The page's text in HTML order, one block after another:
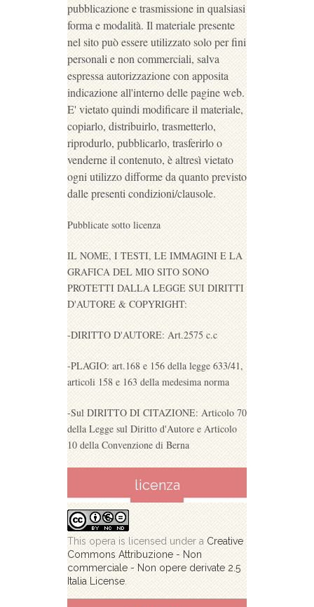
pubblicazione e trasmissione in qualsiasi
forma e modalità. Il materiale presente
nel sito può essere utilizzato solo per fini
personali e non commerciali, salva
espressa autorizzazione con apposita
indicazione all'interno delle pagine web.
E' vietato quindi modificare il materiale,
copiarlo, distribuirlo, trasmetterlo,
riprodurlo, pubblicarlo, trasferirlo o
venderne il contenuto, è altresì vietato
ogni utilizzo difforme da quanto previsto
dalle presenti condizioni/clausole.
Pubblicate sotto licenza
IL NOME, I TESTI, LE IMMAGINI E LA
GRAFICA DEL MIO SITO SONO
PROTETTI DALLA LEGGE SUI DIRITTI
D'AUTORE & COPYRIGHT:
-DIRITTO D'AUTORE: Art.2575 c.c
-PLAGIO: art.168 e 156 della legge 633/41,
articoli 158 e 163 della medesima norma
-Sul DIRITTO DI CITAZIONE: Articolo 70
della Legge sul Diritto d'Autore e Articolo
10 della Convenzione di Berna
licenza
This opera is licensed under a Creative
Commons Attribuzione - Non
commerciale - Non opere derivate 2.5
Italia License.